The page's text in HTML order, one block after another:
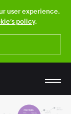
user experience.
policy.